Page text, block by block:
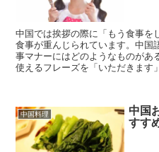
中国では挨拶の際に「もう食事を
食事が重んじられています。中国
事マナーにはどのようなものがあ
使えるフレーズを「いただきます
中国料理
中国
すす